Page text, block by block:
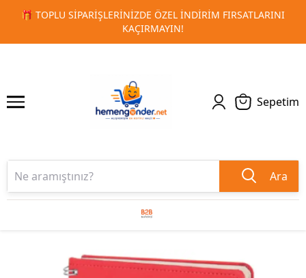
🚀 KURUMSAL PROMOSYON VE MATBAA
1 2
Sepetim
Ara